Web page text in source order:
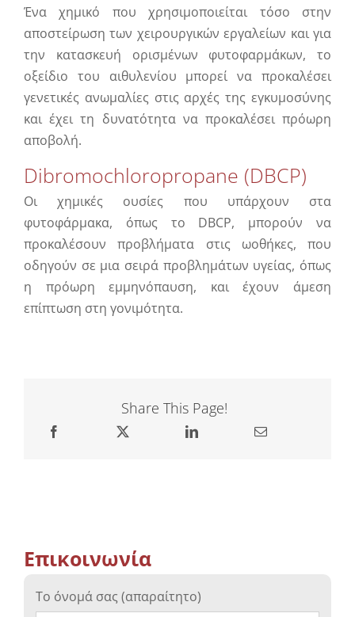
Ένα χημικό που χρησιμοποιείται τόσο στην
αποστείρωση των χειρουργικών εργαλείων και για
την κατασκευή ορισμένων φυτοφαρμάκων, το
οξείδιο του αιθυλενίου μπορεί να προκαλέσει
γενετικές ανωμαλίες στις αρχές της εγκυμοσύνης
και έχει τη δυνατότητα να προκαλέσει πρόωρη
αποβολή.
Dibromochloropropane (DBCP)
Οι χημικές ουσίες που υπάρχουν στα
φυτοφάρμακα, όπως το DBCP, μπορούν να
προκαλέσουν προβλήματα στις ωοθήκες, που
οδηγούν σε μια σειρά προβλημάτων υγείας, όπως
η πρόωρη εμμηνόπαυση, και έχουν άμεση
επίπτωση στη γονιμότητα.
Share This Page!
Επικοινωνία
Το όνομά σας (απαραίτητο)